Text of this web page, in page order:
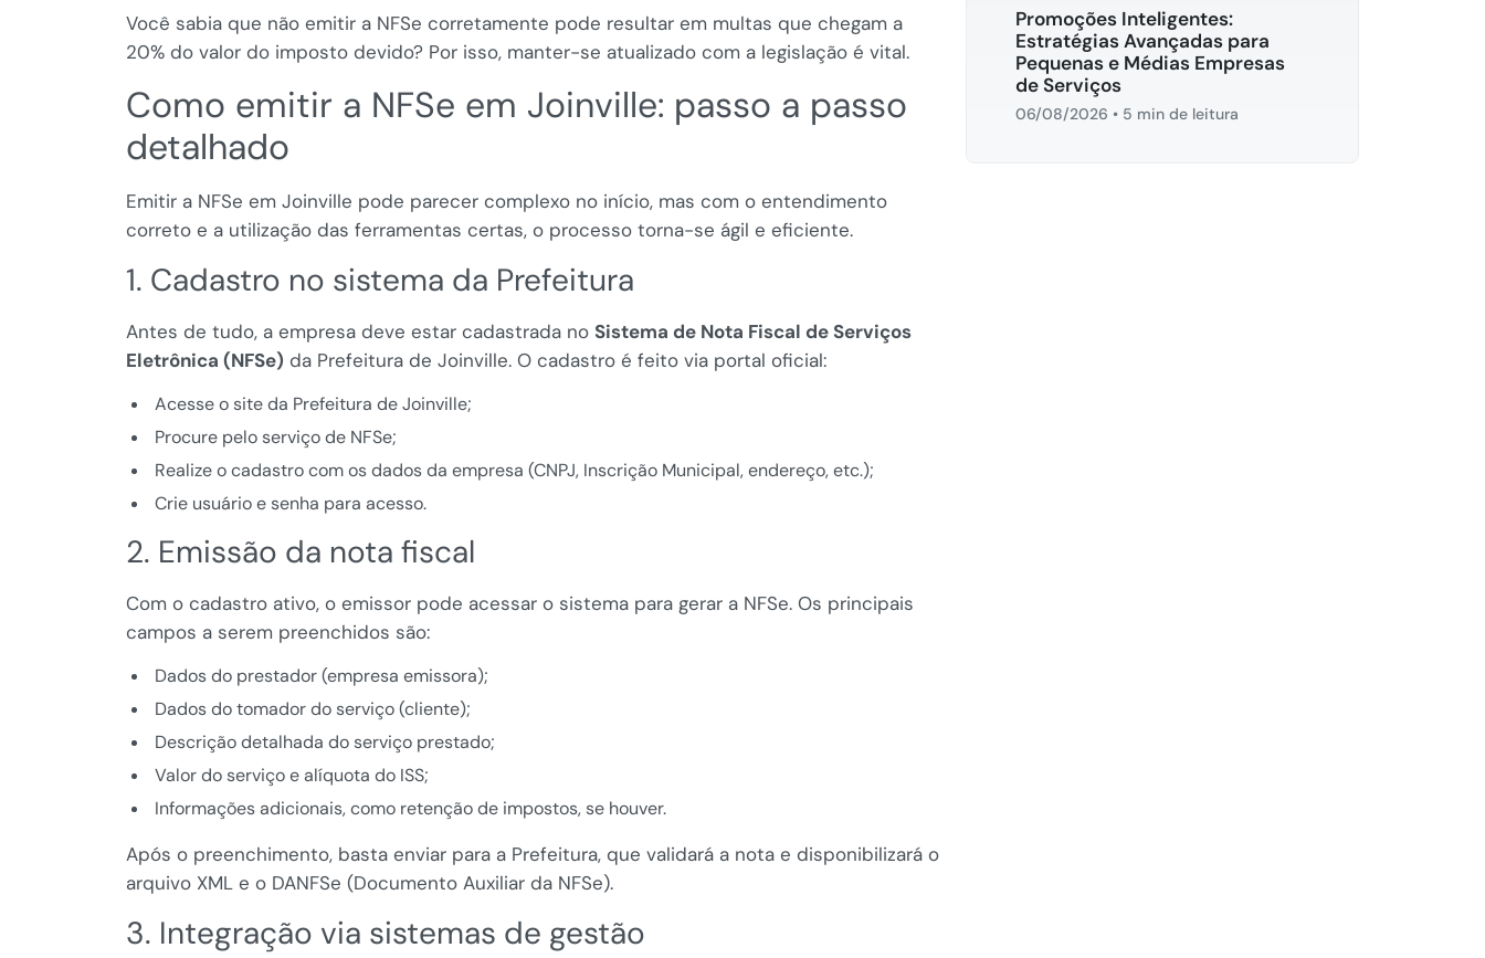
Você sabia que não emitir a NFSe corretamente pode resultar em multas que chegam a
20% do valor do imposto devido? Por isso, manter-se atualizado com a legislação é vital.
Como emitir a NFSe em Joinville: passo a passo
detalhado
Emitir a NFSe em Joinville pode parecer complexo no início, mas com o entendimento
correto e a utilização das ferramentas certas, o processo torna-se ágil e eficiente.
1. Cadastro no sistema da Prefeitura
Antes de tudo, a empresa deve estar cadastrada no Sistema de Nota Fiscal de Serviços
Eletrônica (NFSe) da Prefeitura de Joinville. O cadastro é feito via portal oficial:
Acesse o site da Prefeitura de Joinville;
Procure pelo serviço de NFSe;
Realize o cadastro com os dados da empresa (CNPJ, Inscrição Municipal, endereço, etc.);
Crie usuário e senha para acesso.
2. Emissão da nota fiscal
Com o cadastro ativo, o emissor pode acessar o sistema para gerar a NFSe. Os principais
campos a serem preenchidos são:
Dados do prestador (empresa emissora);
Dados do tomador do serviço (cliente);
Descrição detalhada do serviço prestado;
Valor do serviço e alíquota do ISS;
Informações adicionais, como retenção de impostos, se houver.
Após o preenchimento, basta enviar para a Prefeitura, que validará a nota e disponibilizará o
arquivo XML e o DANFSe (Documento Auxiliar da NFSe).
3. Integração via sistemas de gestão
Promoções Inteligentes:
Estratégias Avançadas para
Pequenas e Médias Empresas
de Serviços
06/08/2026 • 5 min de leitura